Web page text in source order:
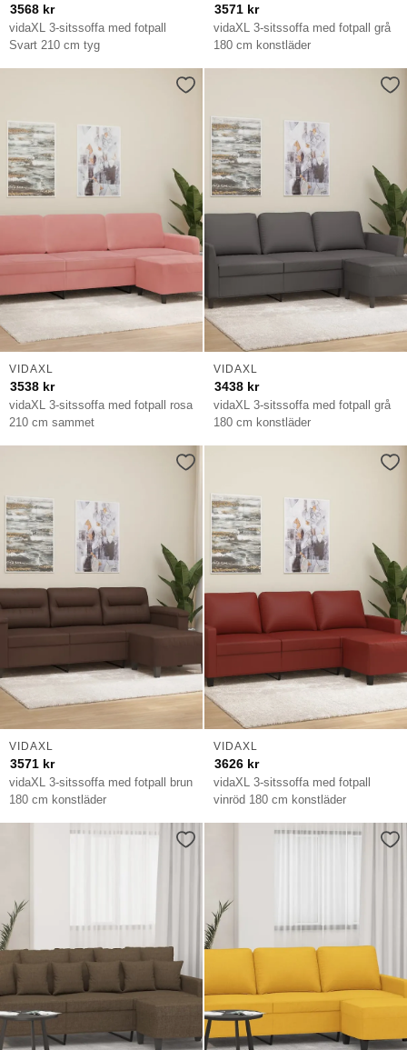
vidaXL 3-sitssoffa med fotpall
Svart 210 cm tyg
3568 kr
vidaXL 3-sitssoffa med fotpall grå
180 cm konstläder
3571 kr
vidaXL 3-sitssoffa med fotpall rosa
210 cm sammet
VIDAXL
3538 kr
vidaXL 3-sitssoffa med fotpall grå
180 cm konstläder
VIDAXL
3438 kr
vidaXL 3-sitssoffa med fotpall brun
180 cm konstläder
VIDAXL
3571 kr
vidaXL 3-sitssoffa med fotpall
vinröd 180 cm konstläder
VIDAXL
3626 kr